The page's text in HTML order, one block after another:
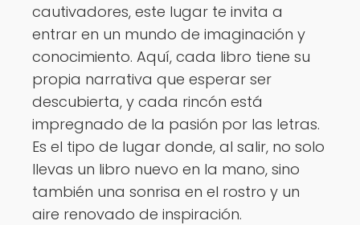
cautivadores, este lugar te invita a
entrar en un mundo de imaginación y
conocimiento. Aquí, cada libro tiene su
propia narrativa que esperar ser
descubierta, y cada rincón está
impregnado de la pasión por las letras.
Es el tipo de lugar donde, al salir, no solo
llevas un libro nuevo en la mano, sino
también una sonrisa en el rostro y un
aire renovado de inspiración.